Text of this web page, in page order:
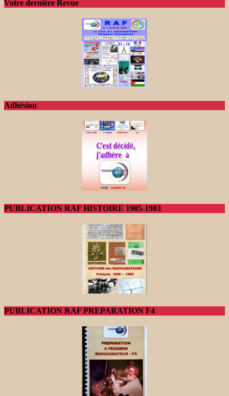
Votre dernière Revue
Adhésion
PUBLICATION RAF HISTOIRE 1905-1983
PUBLICATION RAF PREPARATION F4